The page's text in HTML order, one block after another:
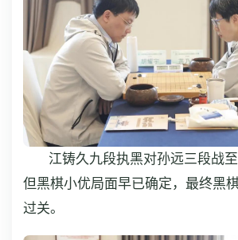
江铸久九段执黑对孙远三段战至
但黑棋小优局面早已确定，最终黑
过关。